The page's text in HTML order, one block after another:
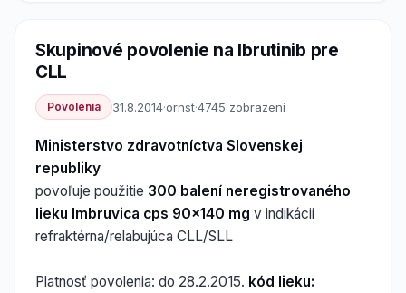
Skupinové povolenie na Ibrutinib pre
CLL
Povolenia 31.8.2014·ornst·4745 zobrazení
Ministerstvo zdravotníctva Slovenskej
republiky
povoľuje použitie 300 balení neregistrovaného
lieku Imbruvica cps 90x140 mg v indikácii
refraktérna/relabujúca CLL/SLL
Platnosť povolenia: do 28.2.2015. kód lieku: